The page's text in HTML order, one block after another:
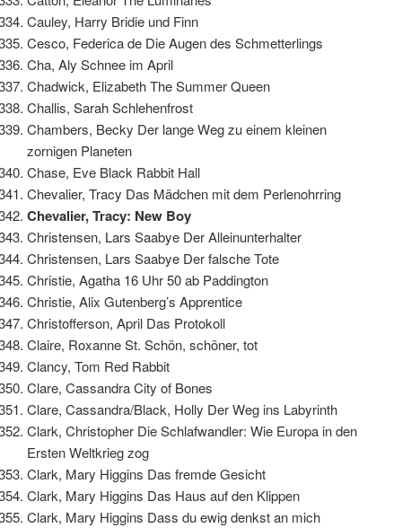
Cauley, Harry Bridie und Finn
Cesco, Federica de Die Augen des Schmetterlings
Cha, Aly Schnee im April
Chadwick, Elizabeth The Summer Queen
Challis, Sarah Schlehenfrost
Chambers, Becky Der lange Weg zu einem kleinen
zornigen Planeten
Chase, Eve Black Rabbit Hall
Chevalier, Tracy Das Mädchen mit dem Perlenohrring
Chevalier, Tracy: New Boy
Christensen, Lars Saabye Der Alleinunterhalter
Christensen, Lars Saabye Der falsche Tote
Christie, Agatha 16 Uhr 50 ab Paddington
Christie, Alix Gutenberg’s Apprentice
Christofferson, April Das Protokoll
Claire, Roxanne St. Schön, schöner, tot
Clancy, Tom Red Rabbit
Clare, Cassandra City of Bones
Clare, Cassandra/Black, Holly Der Weg ins Labyrinth
Clark, Christopher Die Schlafwandler: Wie Europa in den
Ersten Weltkrieg zog
Clark, Mary Higgins Das fremde Gesicht
Clark, Mary Higgins Das Haus auf den Klippen
Clark, Mary Higgins Dass du ewig denkst an mich